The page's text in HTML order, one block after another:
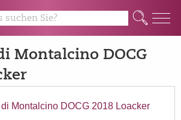
Q
Montalcino DOCG